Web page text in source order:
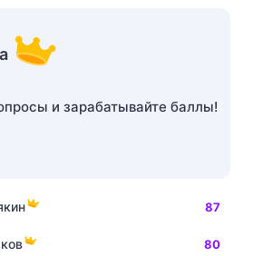
и зарабатывайте баллы!
87
80